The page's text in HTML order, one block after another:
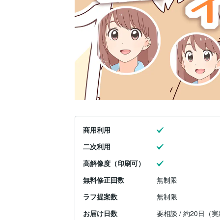
商用利用
二次利用
高解像度（印刷可）
無料修正回数
無制限
ラフ提案数
無制限
お届け日数
要相談 / 約20日（